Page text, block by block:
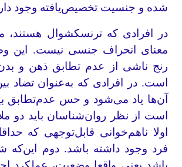
شده و جنسیت تخصیص‌یافته وجود
در افرادی که ترنسکشوال هستند،
معنای انحراف جنسی نیست. این
رنج ناشی از عدم تطابق ذهن و
است. در افرادی که به‌عنوان تضاد
آن‌ها یاد می‌شود و حس عدم‌تطابق
است از نظر روان‌شناسان باید دو
اولا ناهم‌خوانی قابل‌توجهی که
فرد وجود داشته باشد. دوم این‌که